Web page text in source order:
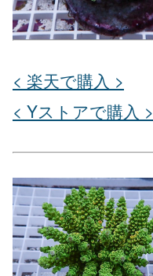
< 楽天で購入 >
< Yストアで購入 >